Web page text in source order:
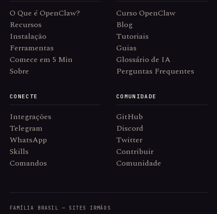
O Que é OpenClaw?
Recursos
Instalação
Ferramentas
Comece em 5 Min
Sobre
Curso OpenClaw
Blog
Tutoriais
Guias
Glossário de IA
Perguntas Frequentes
CONECTE
Integrações
Telegram
WhatsApp
Skills
Comandos
COMUNIDADE
GitHub
Discord
Twitter
Contribuir
Comunidade
FAMÍLIA BRASIL — SITES IRMÃOS